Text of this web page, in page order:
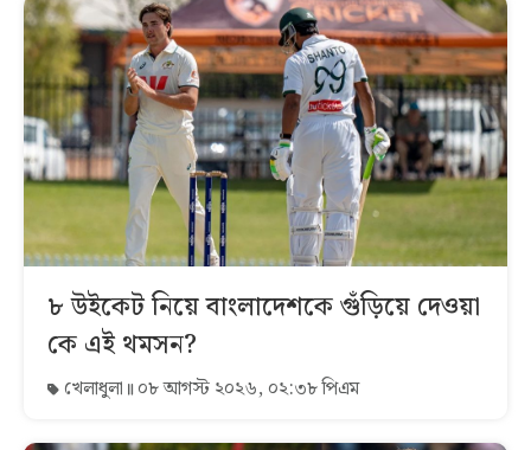
৮ উইকেট নিয়ে বাংলাদেশকে গুঁড়িয়ে দেওয়া
কে এই থমসন?
খেলাধুলা ০৮ আগস্ট ২০২৬, ০২:৩৮ পিএম